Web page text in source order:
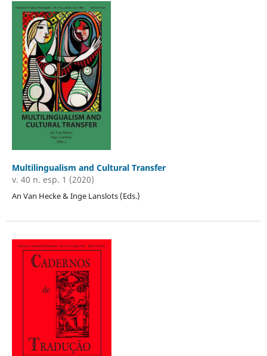
Multilingualism and Cultural Transfer
v. 40 n. esp. 1 (2020)
An Van Hecke & Inge Lanslots (Eds.)